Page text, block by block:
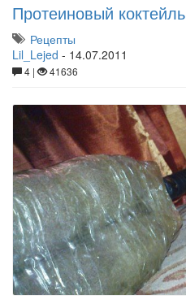
Протеиновый коктейль
Рецепты
Lil_Lejed - 14.07.2011
4 | 41636